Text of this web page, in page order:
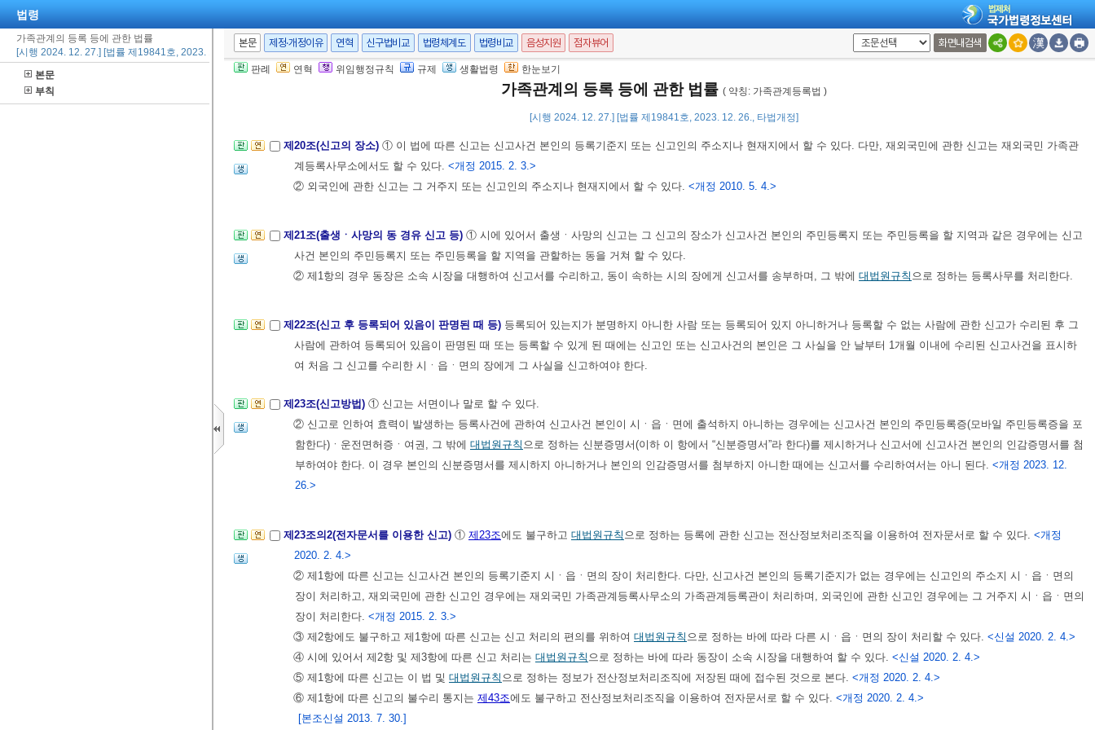
법령
가족관계의 등록 등에 관한 법률
[시행 2024. 12. 27.] [법률 제19841호, 2023. 12. 26., 타법개정]
본문
부칙
본문 제정·개정이유 연혁 신구법비교 법령체계도 법령비교 음성지원 점자뷰어 화면내검색
판례 연혁 위임행정규칙 규제 생활법령 한눈보기
가족관계의 등록 등에 관한 법률 ( 약칭: 가족관계등록법 )
[시행 2024. 12. 27.] [법률 제19841호, 2023. 12. 26., 타법개정]
② 시ㆍ읍ㆍ면의 장은 지번의 변경이 있을 때에는 등록부의 기록을 경정하여야 한다.
제20조(신고의 장소) ① 이 법에 따른 신고는 신고사건 본인의 등록기준지 또는 신고인의 주소지나 현재지에서 할 수 있다. 다만, 재외국민에 관한 신고는 재외국민 가족관
계등록사무소에서도 할 수 있다. <개정 2015. 2. 3.>
② 외국인에 관한 신고는 그 거주지 또는 신고인의 주소지나 현재지에서 할 수 있다. <개정 2010. 5. 4.>
제21조(출생ㆍ사망의 동 경유 신고 등) ① 시에 있어서 출생ㆍ사망의 신고는 그 신고의 장소가 신고사건 본인의 주민등록지 또는 주민등록을 할 지역과 같은 경우에는 신고
사건 본인의 주민등록지 또는 주민등록을 할 지역을 관할하는 동을 거쳐 할 수 있다.
② 제1항의 경우 동장은 소속 시장을 대행하여 신고서를 수리하고, 동이 속하는 시의 장에게 신고서를 송부하며, 그 밖에 대법원규칙 으로 정하는 등록사무를 처리한다.
제22조(신고 후 등록되어 있음이 판명된 때 등) 등록되어 있는지가 분명하지 아니한 사람 또는 등록되어 있지 아니하거나 등록할 수 없는 사람에 관한 신고가 수리된 후 그
사람에 관하여 등록되어 있음이 판명된 때 또는 등록할 수 있게 된 때에는 신고인 또는 신고사건의 본인은 그 사실을 안 날부터 1개월 이내에 수리된 신고사건을 표시하
여 처음 그 신고를 수리한 시ㆍ읍ㆍ면의 장에게 그 사실을 신고하여야 한다.
제23조(신고방법) ① 신고는 서면이나 말로 할 수 있다.
② 신고로 인하여 효력이 발생하는 등록사건에 관하여 신고사건 본인이 시ㆍ읍ㆍ면에 출석하지 아니하는 경우에는 신고사건 본인의 주민등록증(모바일 주민등록증을 포
함한다)ㆍ운전면허증ㆍ여권, 그 밖에 대법원규칙 으로 정하는 신분증명서(이하 이 항에서 “신분증명서”라 한다)를 제시하거나 신고서에 신고사건 본인의 인감증명서를 첨
부하여야 한다. 이 경우 본인의 신분증명서를 제시하지 아니하거나 본인의 인감증명서를 첨부하지 아니한 때에는 신고서를 수리하여서는 아니 된다. <개정 2023. 12.
26.>
제23조의2(전자문서를 이용한 신고) ① 제23조에도 불구하고 대법원규칙 으로 정하는 등록에 관한 신고는 전산정보처리조직을 이용하여 전자문서로 할 수 있다. <개정
2020. 2. 4.>
② 제1항에 따른 신고는 신고사건 본인의 등록기준지 시ㆍ읍ㆍ면의 장이 처리한다. 다만, 신고사건 본인의 등록기준지가 없는 경우에는 신고인의 주소지 시ㆍ읍ㆍ면의
장이 처리하고, 재외국민에 관한 신고인 경우에는 재외국민 가족관계등록사무소의 가족관계등록관이 처리하며, 외국인에 관한 신고인 경우에는 그 거주지 시ㆍ읍ㆍ면의
장이 처리한다. <개정 2015. 2. 3.>
③ 제2항에도 불구하고 제1항에 따른 신고는 신고 처리의 편의를 위하여 대법원규칙 으로 정하는 바에 따라 다른 시ㆍ읍ㆍ면의 장이 처리할 수 있다. <신설 2020. 2. 4.>
④ 시에 있어서 제2항 및 제3항에 따른 신고 처리는 대법원규칙 으로 정하는 바에 따라 동장이 소속 시장을 대행하여 할 수 있다. <신설 2020. 2. 4.>
⑤ 제1항에 따른 신고는 이 법 및 대법원규칙 으로 정하는 정보가 전산정보처리조직에 저장된 때에 접수된 것으로 본다. <개정 2020. 2. 4.>
⑥ 제1항에 따른 신고의 불수리 통지는 제43조에도 불구하고 전산정보처리조직을 이용하여 전자문서로 할 수 있다. <개정 2020. 2. 4.>
[본조신설 2013. 7. 30.]